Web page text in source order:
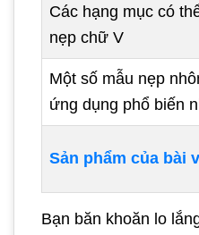
Các hạng mục có
nẹp chữ V
Một số mẫu nẹp
ứng dụng phổ biến
Sản phẩm của bài
Bạn băn khoăn lo